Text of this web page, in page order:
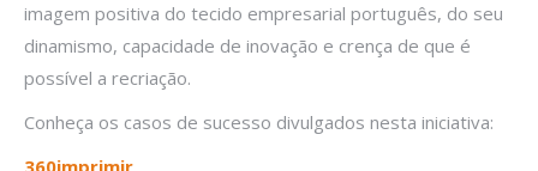
imagem positiva do tecido empresarial português, do seu
dinamismo, capacidade de inovação e crença de que é
possível a recriação.
Conheça os casos de sucesso divulgados nesta iniciativa:
360imprimir